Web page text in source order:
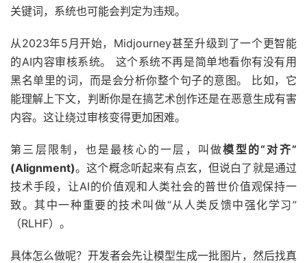
关键词，系统也可能会判定为违规。
从2023年5月开始，Midjourney甚至升级到了一个更智能
的AI内容审核系统。 这个系统不再是简单地看你有没有用
黑名单里的词，而是会分析你整个句子的意图。 比如，它
能理解上下文，判断你是在搞艺术创作还是在恶意生成有害
内容。这让绕过审核变得更加困难。
第三层限制，也是最核心的一层，叫做模型的“对齐”
(Alignment)。这个概念听起来有点玄，但说白了就是通过
技术手段，让AI的价值观和人类社会的普世价值观保持一
致。其中一种重要的技术叫做“从人类反馈中强化学习”
（RLHF）。
具体怎么做呢？开发者会先让模型生成一批图片，然后找真